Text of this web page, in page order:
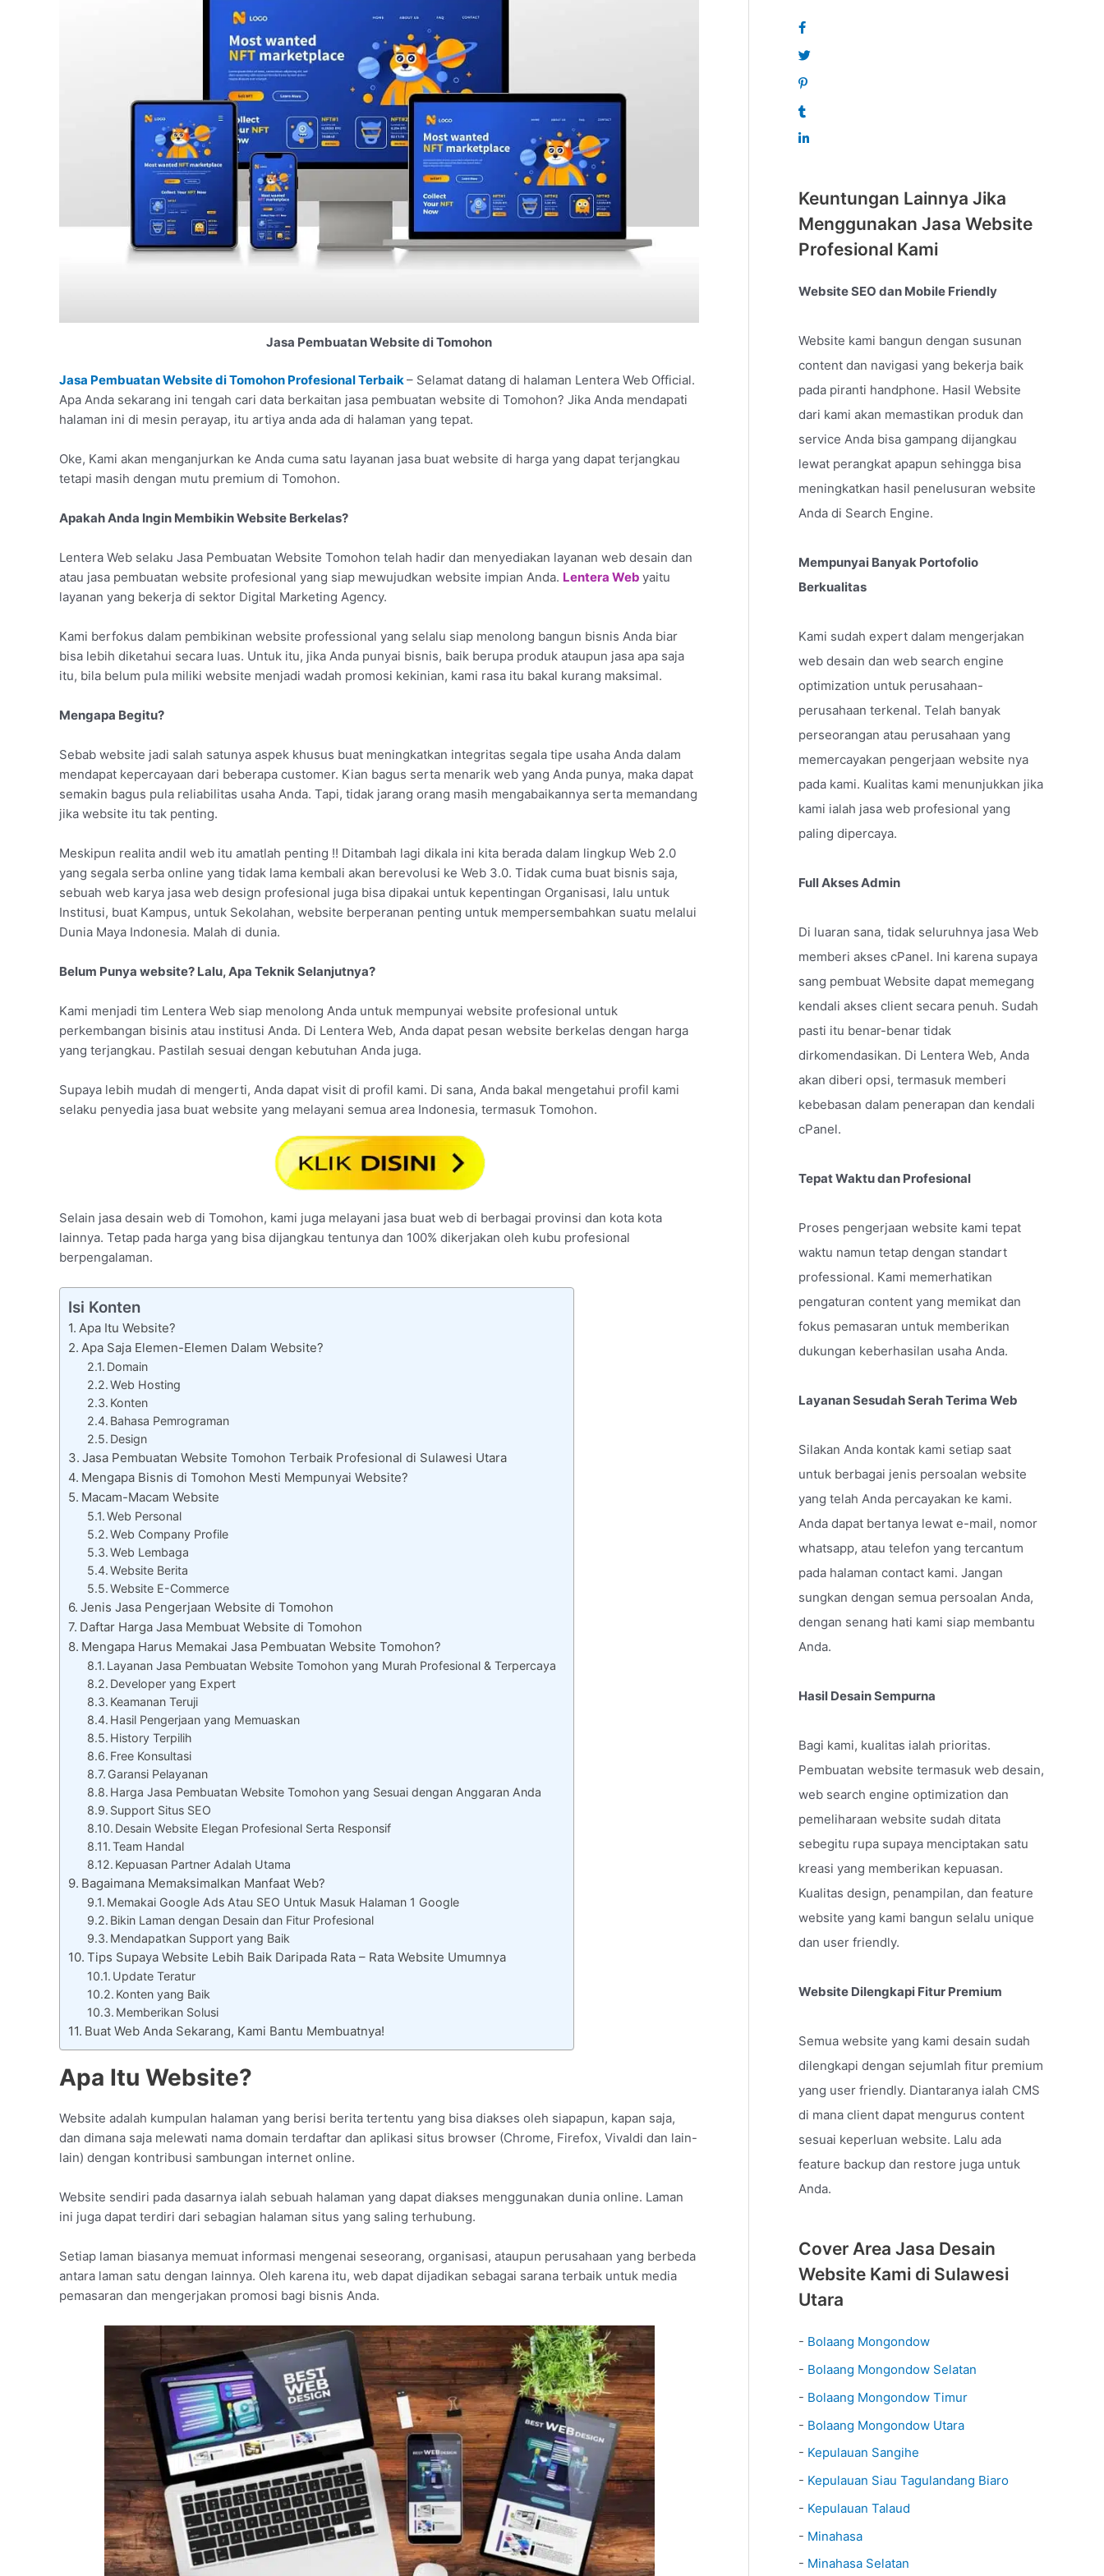
Jasa Pembuatan Website di Tomohon
Jasa Pembuatan Website di Tomohon Profesional Terbaik– Selamat datang di halaman Lentera Web Official.
Apa Anda sekarang ini tengah cari data berkaitan jasa pembuatan website di Tomohon? Jika Anda mendapati
halaman ini di mesin perayap, itu artiya anda ada di halaman yang tepat.
Oke, Kami akan menganjurkan ke Anda cuma satu layanan jasa buat website di harga yang dapat terjangkau
tetapi masih dengan mutu premium di Tomohon.
Apakah Anda Ingin Membikin Website Berkelas?
Lentera Web selaku Jasa Pembuatan Website Tomohon telah hadir dan menyediakan layanan web desain dan
atau jasa pembuatan website profesional yang siap mewujudkan website impian Anda. Lentera Web yaitu
layanan yang bekerja di sektor Digital Marketing Agency.
Kami berfokus dalam pembikinan website professional yang selalu siap menolong bangun bisnis Anda biar
bisa lebih diketahui secara luas. Untuk itu, jika Anda punyai bisnis, baik berupa produk ataupun jasa apa saja
itu, bila belum pula miliki website menjadi wadah promosi kekinian, kami rasa itu bakal kurang maksimal.
Mengapa Begitu?
Sebab website jadi salah satunya aspek khusus buat meningkatkan integritas segala tipe usaha Anda dalam
mendapat kepercayaan dari beberapa customer. Kian bagus serta menarik web yang Anda punya, maka dapat
semakin bagus pula reliabilitas usaha Anda. Tapi, tidak jarang orang masih mengabaikannya serta memandang
jika website itu tak penting.
Meskipun realita andil web itu amatlah penting !! Ditambah lagi dikala ini kita berada dalam lingkup Web 2.0
yang segala serba online yang tidak lama kembali akan berevolusi ke Web 3.0. Tidak cuma buat bisnis saja,
sebuah web karya jasa web design profesional juga bisa dipakai untuk kepentingan Organisasi, lalu untuk
Institusi, buat Kampus, untuk Sekolahan, website berperanan penting untuk mempersembahkan suatu melalui
Dunia Maya Indonesia. Malah di dunia.
Belum Punya website? Lalu, Apa Teknik Selanjutnya?
Kami menjadi tim Lentera Web siap menolong Anda untuk mempunyai website profesional untuk
perkembangan bisinis atau institusi Anda. Di Lentera Web, Anda dapat pesan website berkelas dengan harga
yang terjangkau. Pastilah sesuai dengan kebutuhan Anda juga.
Supaya lebih mudah di mengerti, Anda dapat visit di profil kami. Di sana, Anda bakal mengetahui profil kami
selaku penyedia jasa buat website yang melayani semua area Indonesia, termasuk Tomohon.
Selain jasa desain web di Tomohon, kami juga melayani jasa buat web di berbagai provinsi dan kota kota
lainnya. Tetap pada harga yang bisa dijangkau tentunya dan 100% dikerjakan oleh kubu profesional
berpengalaman.
Isi Konten
Apa Itu Website?
Apa Saja Elemen-Elemen Dalam Website?
Domain
Web Hosting
Konten
Bahasa Pemrograman
Design
Jasa Pembuatan Website Tomohon Terbaik Profesional di Sulawesi Utara
Mengapa Bisnis di Tomohon Mesti Mempunyai Website?
Macam-Macam Website
Web Personal
Web Company Profile
Web Lembaga
Website Berita
Website E-Commerce
Jenis Jasa Pengerjaan Website di Tomohon
Daftar Harga Jasa Membuat Website di Tomohon
Mengapa Harus Memakai Jasa Pembuatan Website Tomohon?
Layanan Jasa Pembuatan Website Tomohon yang Murah Profesional & Terpercaya
Developer yang Expert
Keamanan Teruji
Hasil Pengerjaan yang Memuaskan
History Terpilih
Free Konsultasi
Garansi Pelayanan
Harga Jasa Pembuatan Website Tomohon yang Sesuai dengan Anggaran Anda
Support Situs SEO
Desain Website Elegan Profesional Serta Responsif
Team Handal
Kepuasan Partner Adalah Utama
Bagaimana Memaksimalkan Manfaat Web?
Memakai Google Ads Atau SEO Untuk Masuk Halaman 1 Google
Bikin Laman dengan Desain dan Fitur Profesional
Mendapatkan Support yang Baik
Tips Supaya Website Lebih Baik Daripada Rata – Rata Website Umumnya
Update Teratur
Konten yang Baik
Memberikan Solusi
Buat Web Anda Sekarang, Kami Bantu Membuatnya!
Apa Itu Website?
Website adalah kumpulan halaman yang berisi berita tertentu yang bisa diakses oleh siapapun, kapan saja,
dan dimana saja melewati nama domain terdaftar dan aplikasi situs browser (Chrome, Firefox, Vivaldi dan lain-
lain) dengan kontribusi sambungan internet online.
Website sendiri pada dasarnya ialah sebuah halaman yang dapat diakses menggunakan dunia online. Laman
ini juga dapat terdiri dari sebagian halaman situs yang saling terhubung.
Setiap laman biasanya memuat informasi mengenai seseorang, organisasi, ataupun perusahaan yang berbeda
antara laman satu dengan lainnya. Oleh karena itu, web dapat dijadikan sebagai sarana terbaik untuk media
pemasaran dan mengerjakan promosi bagi bisnis Anda.
Keuntungan Lainnya Jika
Menggunakan Jasa Website
Profesional Kami
Website SEO dan Mobile Friendly
Website kami bangun dengan susunan
content dan navigasi yang bekerja baik
pada piranti handphone. Hasil Website
dari kami akan memastikan produk dan
service Anda bisa gampang dijangkau
lewat perangkat apapun sehingga bisa
meningkatkan hasil penelusuran website
Anda di Search Engine.
Mempunyai Banyak Portofolio
Berkualitas
Kami sudah expert dalam mengerjakan
web desain dan web search engine
optimization untuk perusahaan-
perusahaan terkenal. Telah banyak
perseorangan atau perusahaan yang
memercayakan pengerjaan website nya
pada kami. Kualitas kami menunjukkan jika
kami ialah jasa web profesional yang
paling dipercaya.
Full Akses Admin
Di luaran sana, tidak seluruhnya jasa Web
memberi akses cPanel. Ini karena supaya
sang pembuat Website dapat memegang
kendali akses client secara penuh. Sudah
pasti itu benar-benar tidak
dirkomendasikan. Di Lentera Web, Anda
akan diberi opsi, termasuk memberi
kebebasan dalam penerapan dan kendali
cPanel.
Tepat Waktu dan Profesional
Proses pengerjaan website kami tepat
waktu namun tetap dengan standart
professional. Kami memerhatikan
pengaturan content yang memikat dan
fokus pemasaran untuk memberikan
dukungan keberhasilan usaha Anda.
Layanan Sesudah Serah Terima Web
Silakan Anda kontak kami setiap saat
untuk berbagai jenis persoalan website
yang telah Anda percayakan ke kami.
Anda dapat bertanya lewat e-mail, nomor
whatsapp, atau telefon yang tercantum
pada halaman contact kami. Jangan
sungkan dengan semua persoalan Anda,
dengan senang hati kami siap membantu
Anda.
Hasil Desain Sempurna
Bagi kami, kualitas ialah prioritas.
Pembuatan website termasuk web desain,
web search engine optimization dan
pemeliharaan website sudah ditata
sebegitu rupa supaya menciptakan satu
kreasi yang memberikan kepuasan.
Kualitas design, penampilan, dan feature
website yang kami bangun selalu unique
dan user friendly.
Website Dilengkapi Fitur Premium
Semua website yang kami desain sudah
dilengkapi dengan sejumlah fitur premium
yang user friendly. Diantaranya ialah CMS
di mana client dapat mengurus content
sesuai keperluan website. Lalu ada
feature backup dan restore juga untuk
Anda.
Cover Area Jasa Desain
Website Kami di Sulawesi
Utara
- Bolaang Mongondow
- Bolaang Mongondow Selatan
- Bolaang Mongondow Timur
- Bolaang Mongondow Utara
- Kepulauan Sangihe
- Kepulauan Siau Tagulandang Biaro
- Kepulauan Talaud
- Minahasa
- Minahasa Selatan